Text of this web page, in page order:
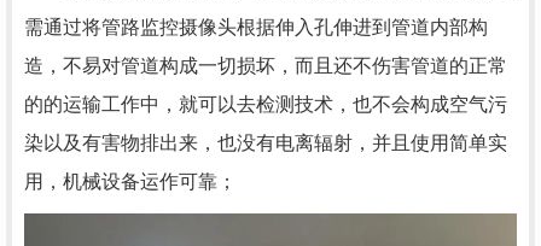
需通过将管路监控摄像头根据伸入孔伸进到管道内部构
造，不易对管道构成一切损坏，而且还不伤害管道的正常
的的运输工作中，就可以去检测技术，也不会构成空气污
染以及有害物排出来，也没有电离辐射，并且使用简单实
用，机械设备运作可靠；